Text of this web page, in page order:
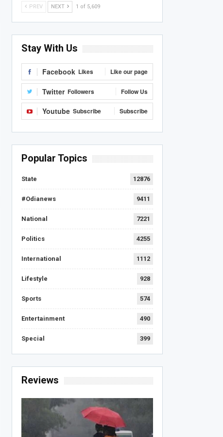
PREV NEXT 1 of 5,609
Stay With Us
Facebook Likes Like our page
Twitter Followers Follow Us
Youtube Subscribe Subscribe
Popular Topics
State 12876
#Odianews 9411
National 7221
Politics 4255
International 1112
Lifestyle 928
Sports 574
Entertainment 490
Special 399
Reviews